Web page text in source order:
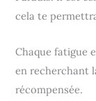
cela te
Chaque fatigue
en recherchant
récompensée.